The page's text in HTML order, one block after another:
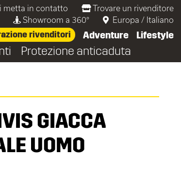
metta in contatto
Trovare un rivenditore
Showroom a 360°
Europa / Italiano
rivenditori Adventure Lifestyle
Protezione anticaduta
GIACCA
UOMO